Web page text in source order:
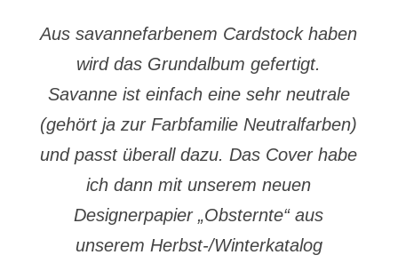
Aus savannefarbenem Cardstock haben
wird das Grundalbum gefertigt.
Savanne ist einfach eine sehr neutrale
(gehört ja zur Farbfamilie Neutralfarben)
und passt überall dazu. Das Cover habe
ich dann mit unserem neuen
Designerpapier „Obsternte“ aus
unserem Herbst-/Winterkatalog